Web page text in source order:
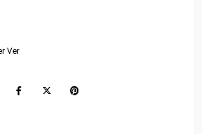
Ver